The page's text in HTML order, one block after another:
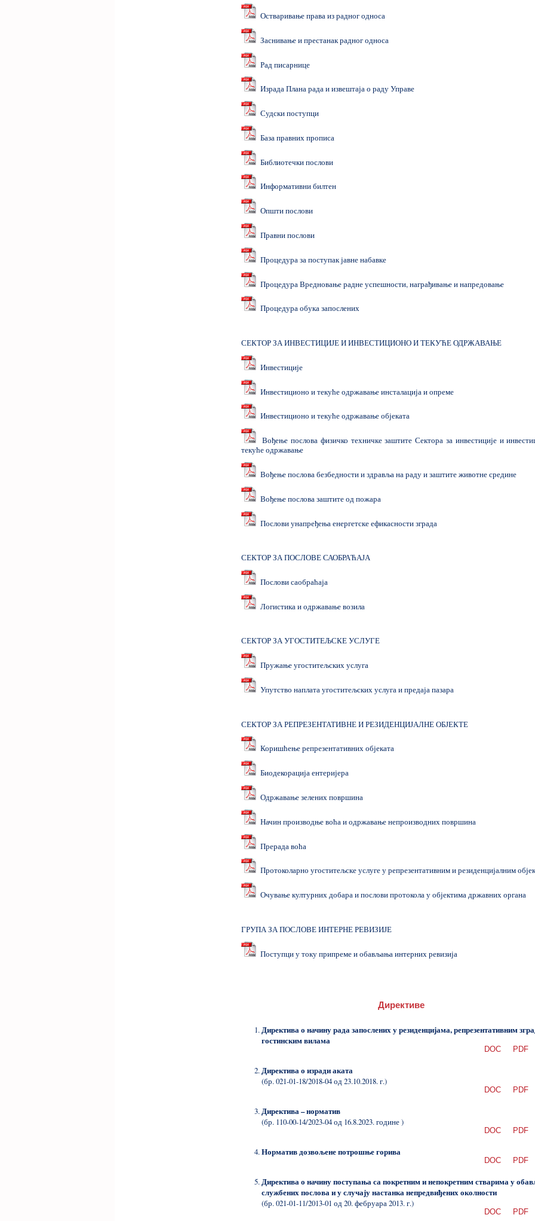
Остваривање права из радног односа
Заснивање и престанак радног односа
Рад писарнице
Израда Плана рада и извештаја о раду Управе
Судски поступци
База правних прописа
Библиотечки послови
Информативни билтен
Општи послови
Правни послови
Процедура за поступак јавне набавке
Процедура Вредновање радне успешности, награђивање и напредовање
Процедура обука запослених
СЕКТОР ЗА ИНВЕСТИЦИЈЕ И ИНВЕСТИЦИОНО И ТЕКУЋЕ ОДРЖАВАЊЕ
Инвестиције
Инвестиционо и текуће одржавање инсталација и опреме
Инвестиционо и текуће одржавање објеката
Вођење послова физичко техничке заштите Сектора за инвестиције и
текуће одржавање
Вођење послова безбедности и здравља на раду и заштите животне средине
Вођење послова заштите од пожара
Послови унапређења енергетске ефикасности зграда
СЕКТОР ЗА ПОСЛОВЕ САОБРАЋАЈА
Послови саобраћаја
Логистика и одржавање возила
СЕКТОР ЗА УГОСТИТЕЉСКЕ УСЛУГЕ
Пружање угоститељских услуга
Упутство наплата угоститељских услуга и предаја пазара
СЕКТОР ЗА РЕПРЕЗЕНТАТИВНЕ И РЕЗИДЕНЦИЈАЛНЕ ОБЈЕКТЕ
Коришћење репрезентативних објеката
Биодекорација ентеријера
Одржавање зелених површина
Начин производње воћа и одржавање непроизводних површина
Прерада воћа
Протоколарно угоститељске услуге у репрезентативним и резиденцијалним
Очување културних добара и послови протокола у објектима државних органа
ГРУПА ЗА ПОСЛОВЕ ИНТЕРНЕ РЕВИЗИЈЕ
Поступци у току припреме и обављања интерних ревизија
Директиве
Директива о начину рада запослених у резиденцијама, репрезентативним
гостинским вилама
PDF
DOC
Директива о изради аката
(бр. 021-01-18/2018-04 од 23.10.2018. г.)
PDF
DOC
Директива – норматив
(бр. 110-00-14/2023-04 од 16.8.2023. године )
PDF
DOC
Норматив дозвољене потрошње горива
PDF
DOC
Директива о начину поступања са покретним и непокретним стварима у
службених послова и у случају настанка непредвиђених околности
(бр. 021-01-11/2013-01 од 20. фебруара 2013. г.)
PDF
DOC